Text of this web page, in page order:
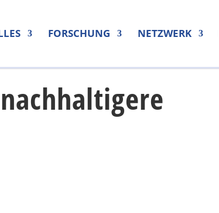
FORSCHUNG NETZWERK